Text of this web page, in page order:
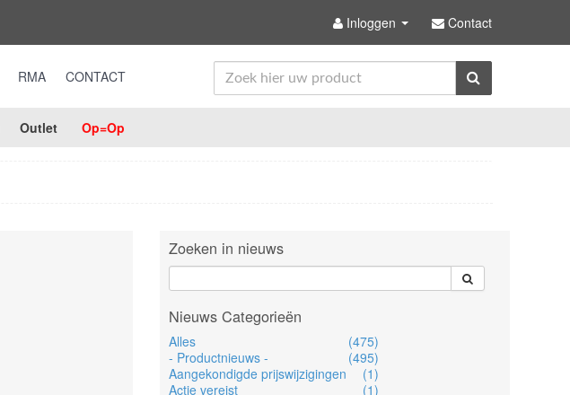
Inloggen Contact
RMA CONTACT
Outlet Op=Op
Zoeken in nieuws
Nieuws Categorieën
Alles
(475)
- Productnieuws -
(495)
Aangekondigde prijswijzigingen
(1)
Actie vereist
(1)